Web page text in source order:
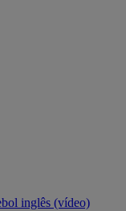
inglês (vídeo)